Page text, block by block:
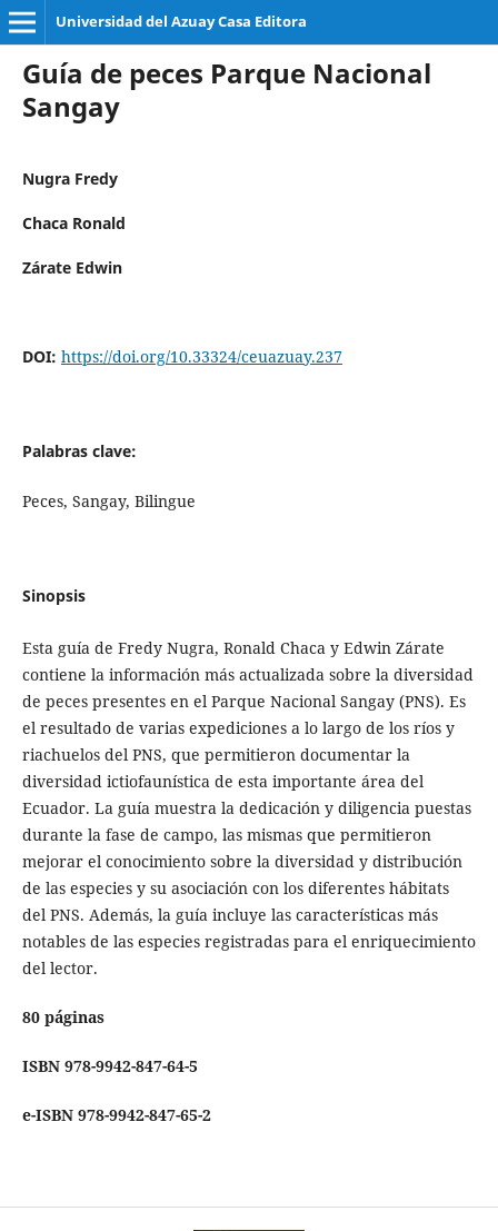
Universidad del Azuay Casa Editora
Guía de peces Parque Nacional
Sangay
Nugra Fredy
Chaca Ronald
Zárate Edwin
DOI: https://doi.org/10.33324/ceuazuay.237
Palabras clave:
Peces, Sangay, Bilingue
Sinopsis
Esta guía de Fredy Nugra, Ronald Chaca y Edwin Zárate
contiene la información más actualizada sobre la diversidad
de peces presentes en el Parque Nacional Sangay (PNS). Es
el resultado de varias expediciones a lo largo de los ríos y
riachuelos del PNS, que permitieron documentar la
diversidad ictiofaunística de esta importante área del
Ecuador. La guía muestra la dedicación y diligencia puestas
durante la fase de campo, las mismas que permitieron
mejorar el conocimiento sobre la diversidad y distribución
de las especies y su asociación con los diferentes hábitats
del PNS. Además, la guía incluye las características más
notables de las especies registradas para el enriquecimiento
del lector.
80 páginas
ISBN 978-9942-847-64-5
e-ISBN 978-9942-847-65-2